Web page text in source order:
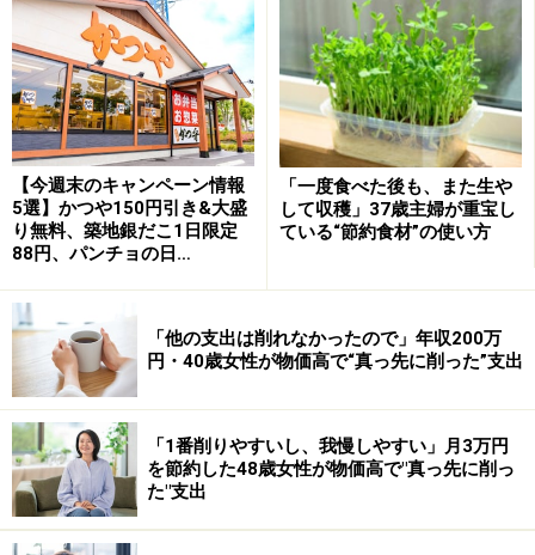
易に現在のお得な料金プランを解約してしまうと元に戻
せないということがありますので、現在のお得な料金プ
ランを解約してもメリットがでるのかどうかしっかりシ
ミュレーションしましょう。
■違約金の有無
これまでも料金プランを1年未満で変更することは不可
でしたが、これからは1年～2年未満の解約に対しては違
約金が発生する場合がありますので契約時に確認しまし
ょう。転勤などによる引越の場合、転居先でも同じ事業
者を利用する場合、違約金は発生しないといった特例が
ある事業者もあります。
「セット割り」はお得さが2重3重と「お得
さの重箱」になるように意識する
【今週末のキャンペーン情報
5選】かつや150円引き&大盛
り無料、築地銀だこ1日限定
88円、パンチョの日…
「一度食べた後も、また生や
して収穫」37歳主婦が重宝し
ている“節約食材”の使い方
「他の支出は削れなかったので」年収200万
円・40歳女性が物価高で“真っ先に削った”支出
「1番削りやすいし、我慢しやすい」月3万円
を節約した48歳女性が物価高で"真っ先に削っ
た"支出